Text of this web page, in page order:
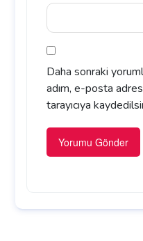
Daha sonraki
adım, e-posta
tarayıcıya